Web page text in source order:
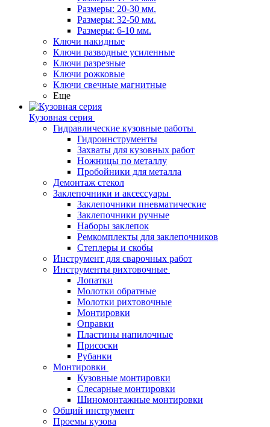
Размеры: 20-30 мм.
Размеры: 32-50 мм.
Размеры: 6-10 мм.
Ключи накидные
Ключи разводные усиленные
Ключи разрезные
Ключи рожковые
Ключи свечные магнитные
Еще
Кузовная серия
Гидравлические кузовные работы
Гидроинструменты
Захваты для кузовных работ
Ножницы по металлу
Пробойники для металла
Демонтаж стекол
Заклепочники и аксессуары
Заклепочники пневматические
Заклепочники ручные
Наборы заклепок
Ремкомплекты для заклепочников
Степлеры и скобы
Инструмент для сварочных работ
Инструменты рихтовочные
Лопатки
Молотки обратные
Молотки рихтовочные
Монтировки
Оправки
Пластины напилочные
Присоски
Рубанки
Монтировки
Кузовные монтировки
Слесарные монтировки
Шиномонтажные монтировки
Общий инструмент
Проемы кузова